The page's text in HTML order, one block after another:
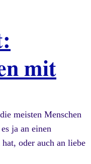
mit
meisten Menschen
ja an einen
oder auch an liebe